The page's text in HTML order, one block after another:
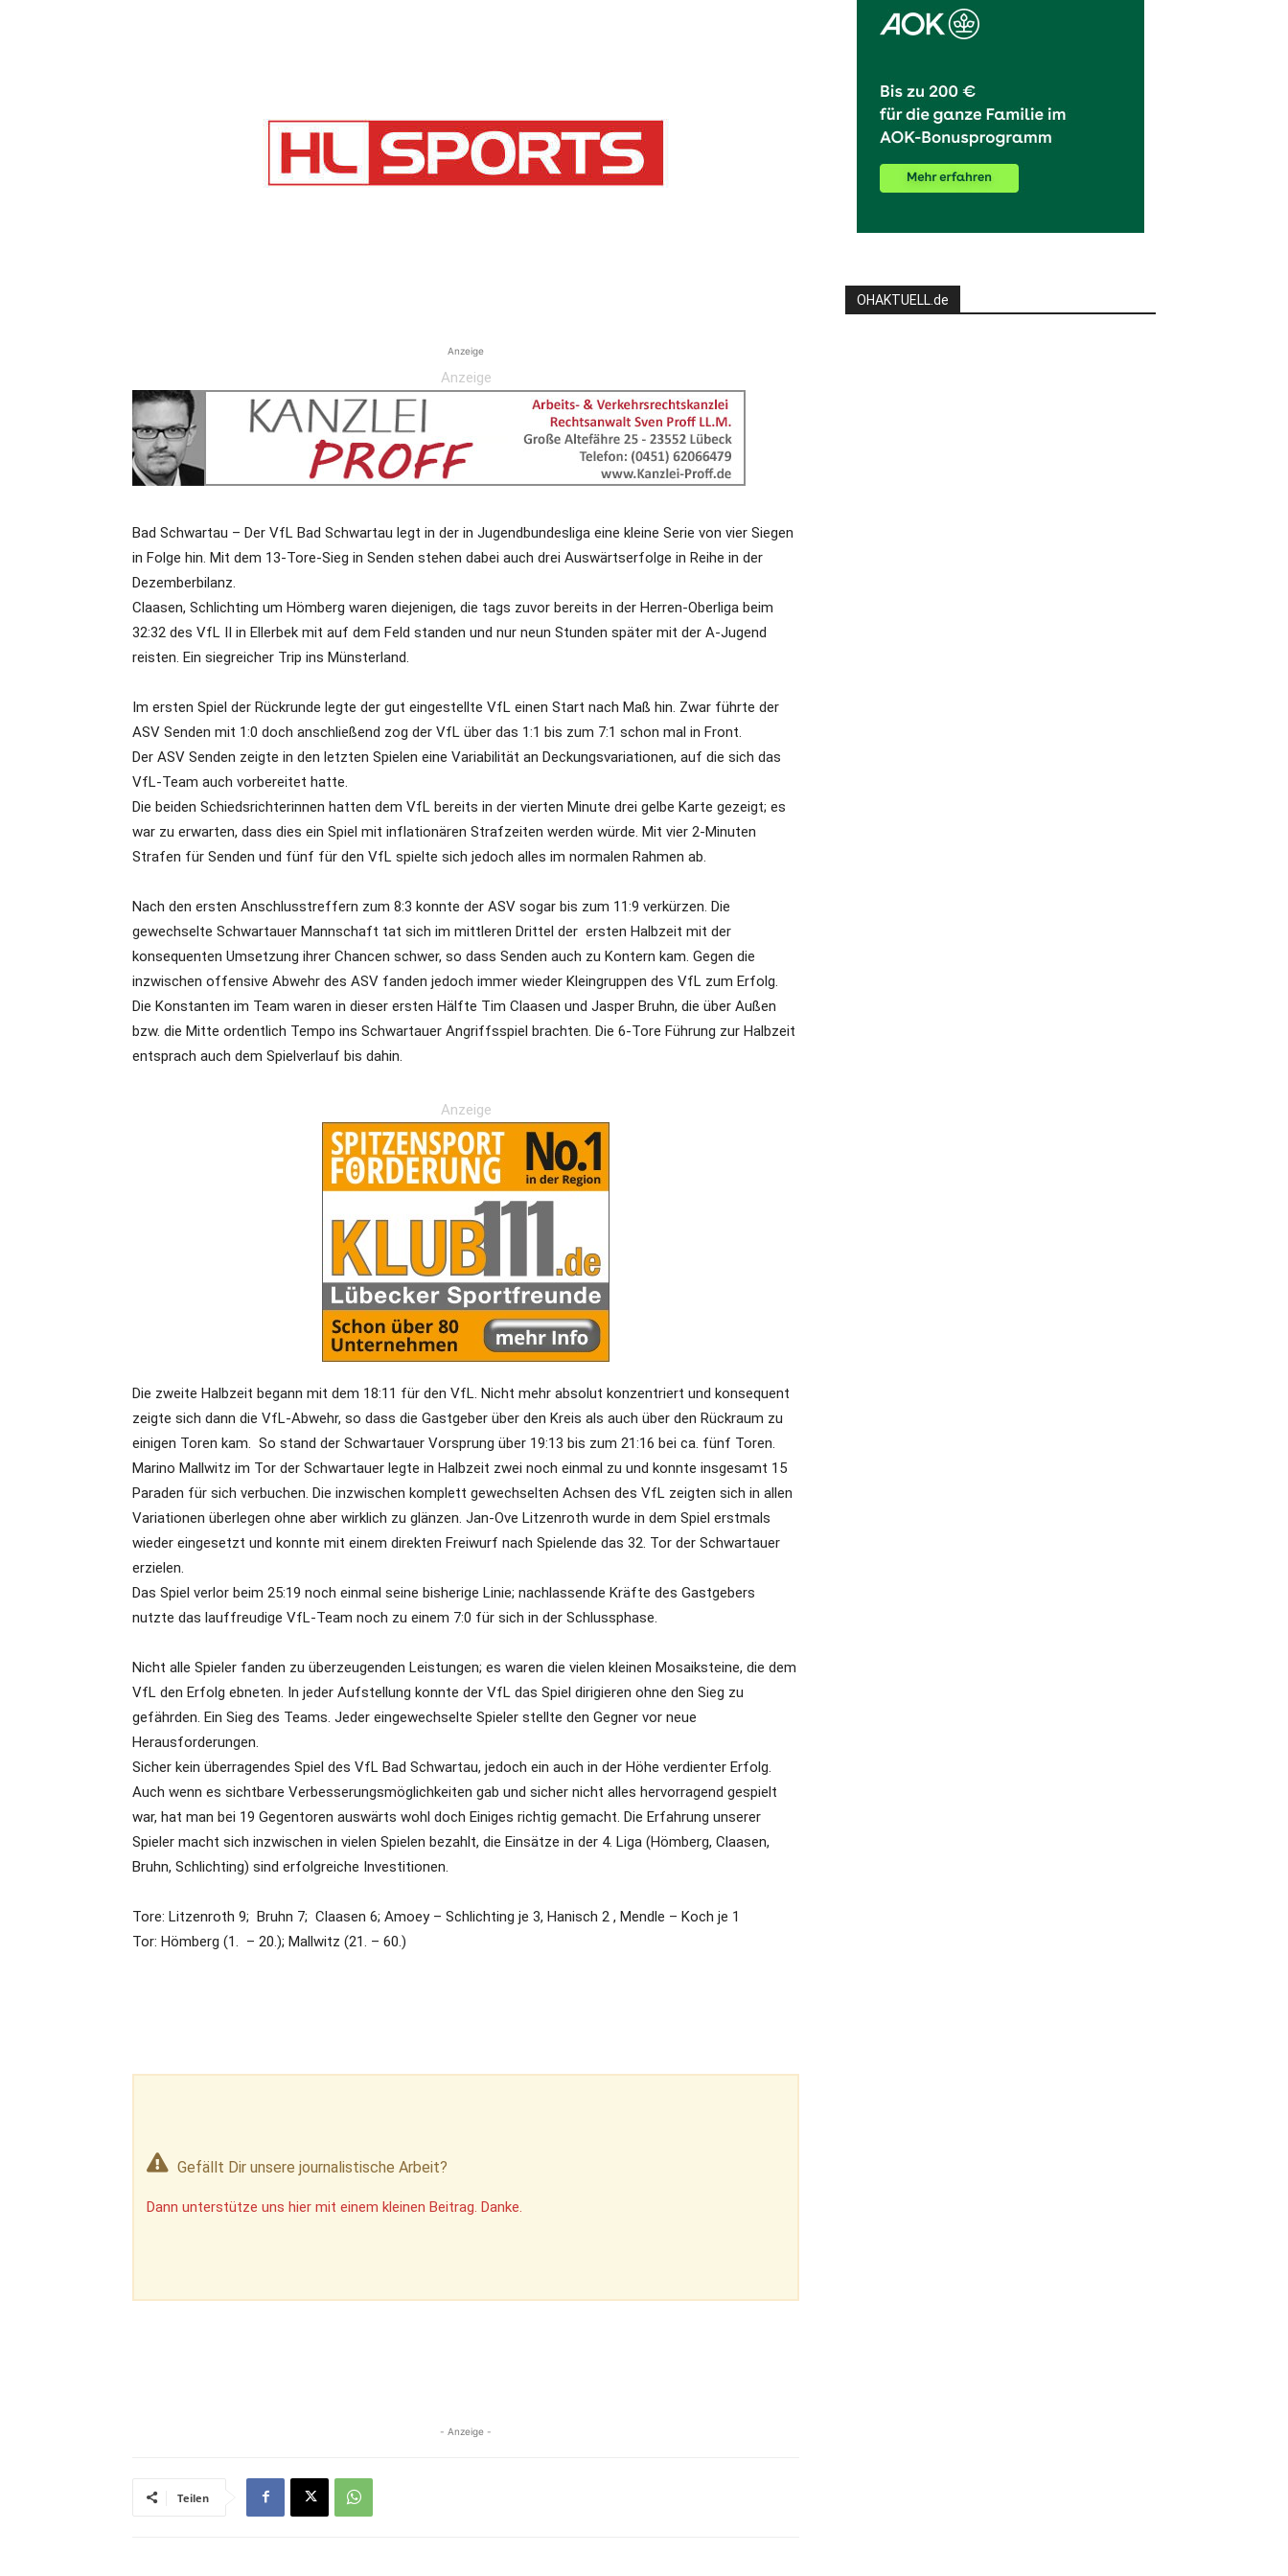
Anzeige
Anzeige
Bad Schwartau – Der VfL Bad Schwartau legt in der in Jugendbundesliga eine kleine Serie von vier Siegen
in Folge hin. Mit dem 13-Tore-Sieg in Senden stehen dabei auch drei Auswärtserfolge in Reihe in der
Dezemberbilanz.
Claasen, Schlichting um Hömberg waren diejenigen, die tags zuvor bereits in der Herren-Oberliga beim
32:32 des VfL II in Ellerbek mit auf dem Feld standen und nur neun Stunden später mit der A-Jugend
reisten. Ein siegreicher Trip ins Münsterland.
Im ersten Spiel der Rückrunde legte der gut eingestellte VfL einen Start nach Maß hin. Zwar führte der
ASV Senden mit 1:0 doch anschließend zog der VfL über das 1:1 bis zum 7:1 schon mal in Front.
Der ASV Senden zeigte in den letzten Spielen eine Variabilität an Deckungsvariationen, auf die sich das
VfL-Team auch vorbereitet hatte.
Die beiden Schiedsrichterinnen hatten dem VfL bereits in der vierten Minute drei gelbe Karte gezeigt; es
war zu erwarten, dass dies ein Spiel mit inflationären Strafzeiten werden würde. Mit vier 2-Minuten
Strafen für Senden und fünf für den VfL spielte sich jedoch alles im normalen Rahmen ab.
Nach den ersten Anschlusstreffern zum 8:3 konnte der ASV sogar bis zum 11:9 verkürzen. Die
gewechselte Schwartauer Mannschaft tat sich im mittleren Drittel der ersten Halbzeit mit der
konsequenten Umsetzung ihrer Chancen schwer, so dass Senden auch zu Kontern kam. Gegen die
inzwischen offensive Abwehr des ASV fanden jedoch immer wieder Kleingruppen des VfL zum Erfolg.
Die Konstanten im Team waren in dieser ersten Hälfte Tim Claasen und Jasper Bruhn, die über Außen
bzw. die Mitte ordentlich Tempo ins Schwartauer Angriffsspiel brachten. Die 6-Tore Führung zur Halbzeit
entsprach auch dem Spielverlauf bis dahin.
Anzeige
Die zweite Halbzeit begann mit dem 18:11 für den VfL. Nicht mehr absolut konzentriert und konsequent
zeigte sich dann die VfL-Abwehr, so dass die Gastgeber über den Kreis als auch über den Rückraum zu
einigen Toren kam. So stand der Schwartauer Vorsprung über 19:13 bis zum 21:16 bei ca. fünf Toren.
Marino Mallwitz im Tor der Schwartauer legte in Halbzeit zwei noch einmal zu und konnte insgesamt 15
Paraden für sich verbuchen. Die inzwischen komplett gewechselten Achsen des VfL zeigten sich in allen
Variationen überlegen ohne aber wirklich zu glänzen. Jan-Ove Litzenroth wurde in dem Spiel erstmals
wieder eingesetzt und konnte mit einem direkten Freiwurf nach Spielende das 32. Tor der Schwartauer
erzielen.
Das Spiel verlor beim 25:19 noch einmal seine bisherige Linie; nachlassende Kräfte des Gastgebers
nutzte das lauffreudige VfL-Team noch zu einem 7:0 für sich in der Schlussphase.
Nicht alle Spieler fanden zu überzeugenden Leistungen; es waren die vielen kleinen Mosaiksteine, die dem
VfL den Erfolg ebneten. In jeder Aufstellung konnte der VfL das Spiel dirigieren ohne den Sieg zu
gefährden. Ein Sieg des Teams. Jeder eingewechselte Spieler stellte den Gegner vor neue
Herausforderungen.
Sicher kein überragendes Spiel des VfL Bad Schwartau, jedoch ein auch in der Höhe verdienter Erfolg.
Auch wenn es sichtbare Verbesserungsmöglichkeiten gab und sicher nicht alles hervorragend gespielt
war, hat man bei 19 Gegentoren auswärts wohl doch Einiges richtig gemacht. Die Erfahrung unserer
Spieler macht sich inzwischen in vielen Spielen bezahlt, die Einsätze in der 4. Liga (Hömberg, Claasen,
Bruhn, Schlichting) sind erfolgreiche Investitionen.
Tore: Litzenroth 9; Bruhn 7; Claasen 6; Amoey – Schlichting je 3, Hanisch 2 , Mendle – Koch je 1
Tor: Hömberg (1. – 20.); Mallwitz (21. – 60.)
Gefällt Dir unsere journalistische Arbeit?
Dann unterstütze uns hier mit einem kleinen Beitrag. Danke.
- Anzeige -
Teilen
OHAKTUELL.de